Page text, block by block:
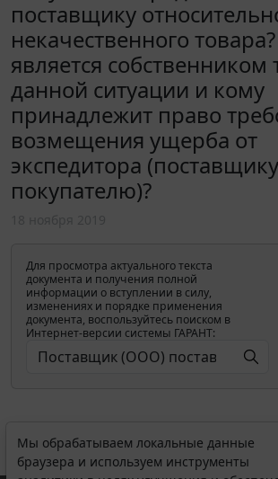
поставщику
некачественного
является собственником
данной ситуации и кому
принадлежит право
возмещения ущерба от
экспедитора
покупателю)?
Для просмотра актуального текста
документа и получения полной
информации о вступлении в силу,
изменениях и порядке применения
документа, воспользуйтесь поиском в
Интернет-версии системы ГАРАНТ:
Мы обрабатываем локальные данные
браузера и используем инструменты